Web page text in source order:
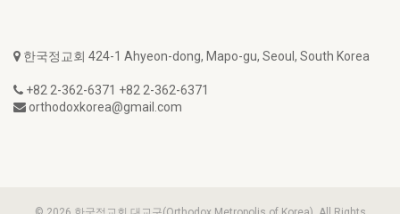
한국정교회 424-1 Ahyeon-dong, Mapo-gu, Seoul, South Korea
+82 2-362-6371 +82 2-362-6371
orthodoxkorea@gmail.com